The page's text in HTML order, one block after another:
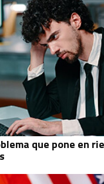
que pone en